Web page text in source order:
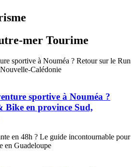
mer Tourime
sportive à Nouméa ?
Bike en province Sud,